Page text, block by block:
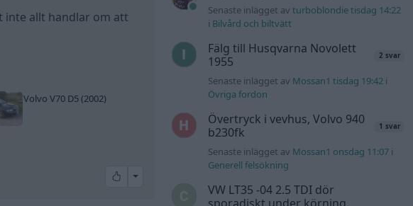
ägare utan körkort så
allt handlar om att
Volvo V70 D5 (2002)
All reactions
Senaste inlägget avturboblondie tisdag 14:22
i Bilvård och biltvätt
Fälg till Husqvarna Novolett
1955
2 svar
Senaste inlägget av Mossan1 tisdag 19:42 i
Övriga fordon
Övertryck i vevhus, Volvo 940
b230fk
1 svar
Senaste inlägget av Mossan1 onsdag 11:07 i
Generell felsökning
VW LT35 -04 2.5 TDI dör